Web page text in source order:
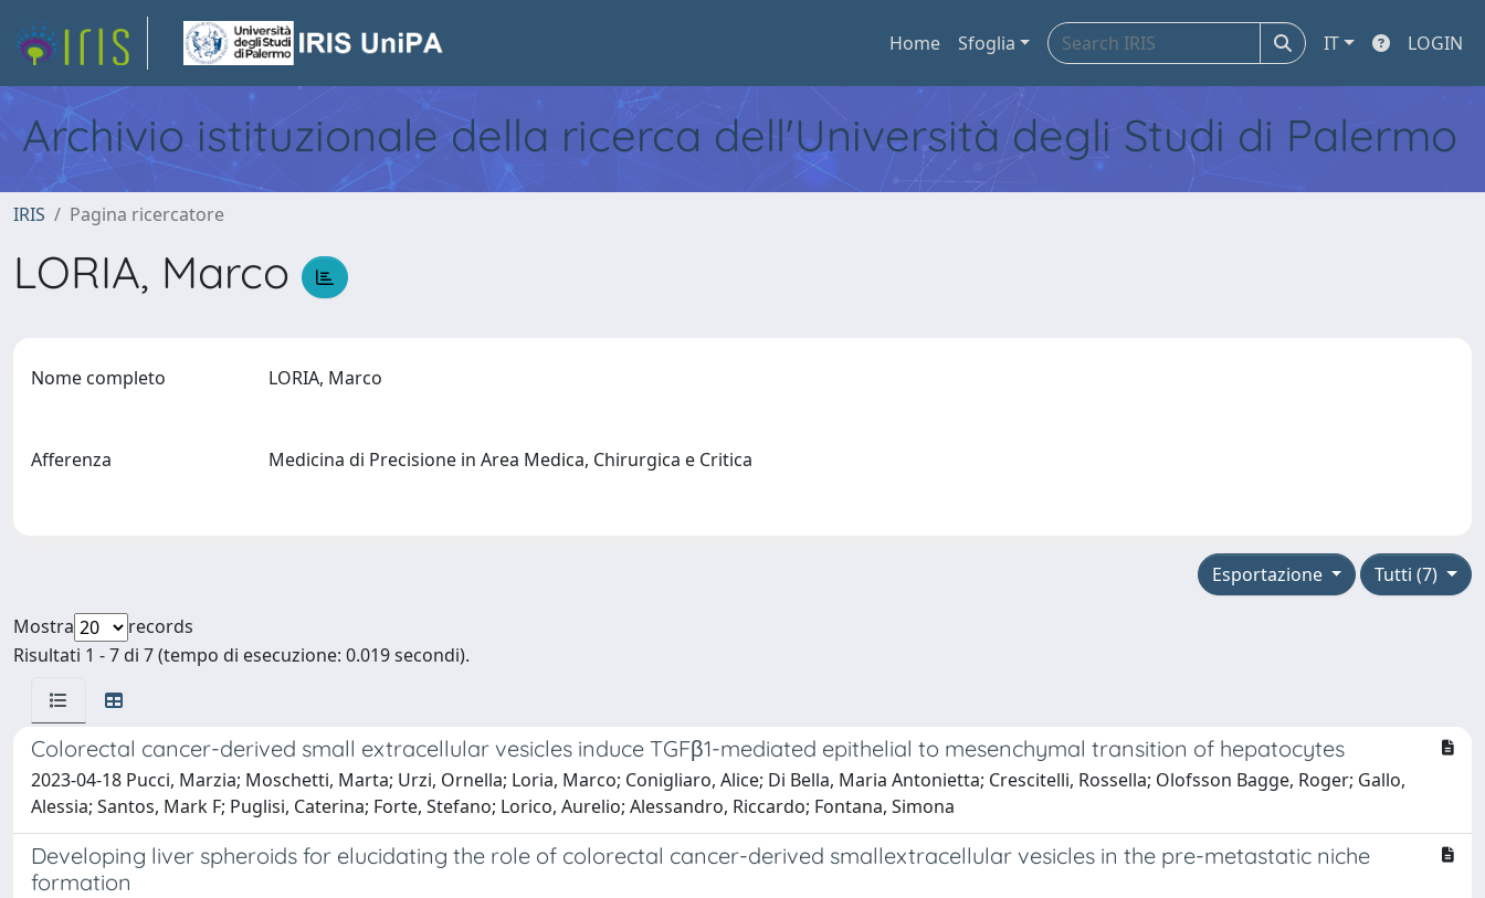
Home Sfoglia IT LOGIN
Archivio istituzionale della ricerca dell'Università degli Studi di Palermo
IRIS Pagina ricercatore
LORIA, Marco
Nome completo LORIA, Marco
Afferenza Medicina di Precisione in Area Medica, Chirurgica e Critica
Tutti (7)
Esportazione
Mostra
records
Risultati 1 - 7 di 7 (tempo di esecuzione: 0.019 secondi).
Colorectal cancer-derived small extracellular vesicles induce TGFβ1-mediated epithelial to mesenchymal transition of hepatocytes
2023-04-18 Pucci, Marzia; Moschetti, Marta; Urzi, Ornella; Loria, Marco; Conigliaro, Alice; Di Bella, Maria Antonietta; Crescitelli, Rossella; Olofsson Bagge, Roger; Gallo,
Alessia; Santos, Mark F; Puglisi, Caterina; Forte, Stefano; Lorico, Aurelio; Alessandro, Riccardo; Fontana, Simona
Developing liver spheroids for elucidating the role of colorectal cancer-derived smallextracellular vesicles in the pre-metastatic niche
formation